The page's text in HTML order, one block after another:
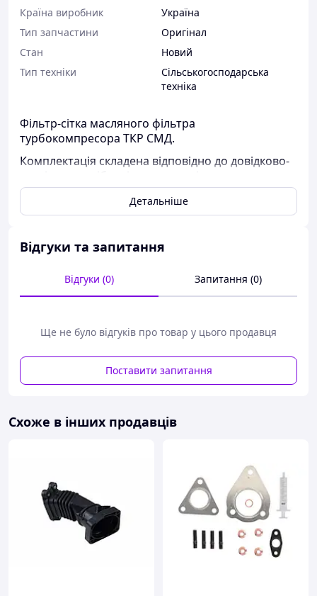
Країна виробник
Україна
Тип запчастини
Оригінал
Стан
Новий
Тип техніки
Сільськогосподарська
техніка
Фільтр-сітка масляного фільтра
турбокомпресора ТКР СМД.
Комплектація складена відповідно до довідково-
одиниць вузлів и агрегатів техніки. Надійна
упаковка ремкомплекта дозволяє зберігти
цілісність, якість та кількість комплектуючих.
Детальніше
Відгуки та запитання
Відгуки (0) Запитання (0)
Ще не було відгуків про товар у цього продавця
Поставити запитання
Схоже в інших продавців